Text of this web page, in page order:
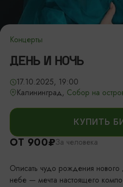
Концерты
ДЕНЬ И НОЧЬ
17.10.2025, 19:00
Калининград, Собор на
КУПИТЬ
ОТ 900₽За человека
Описать чудо рождения
небе — мечта настоящего